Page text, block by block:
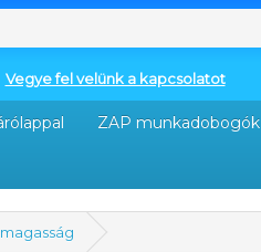
Vegye fel velünk a kapcsolatot
ZAP munkadobogók